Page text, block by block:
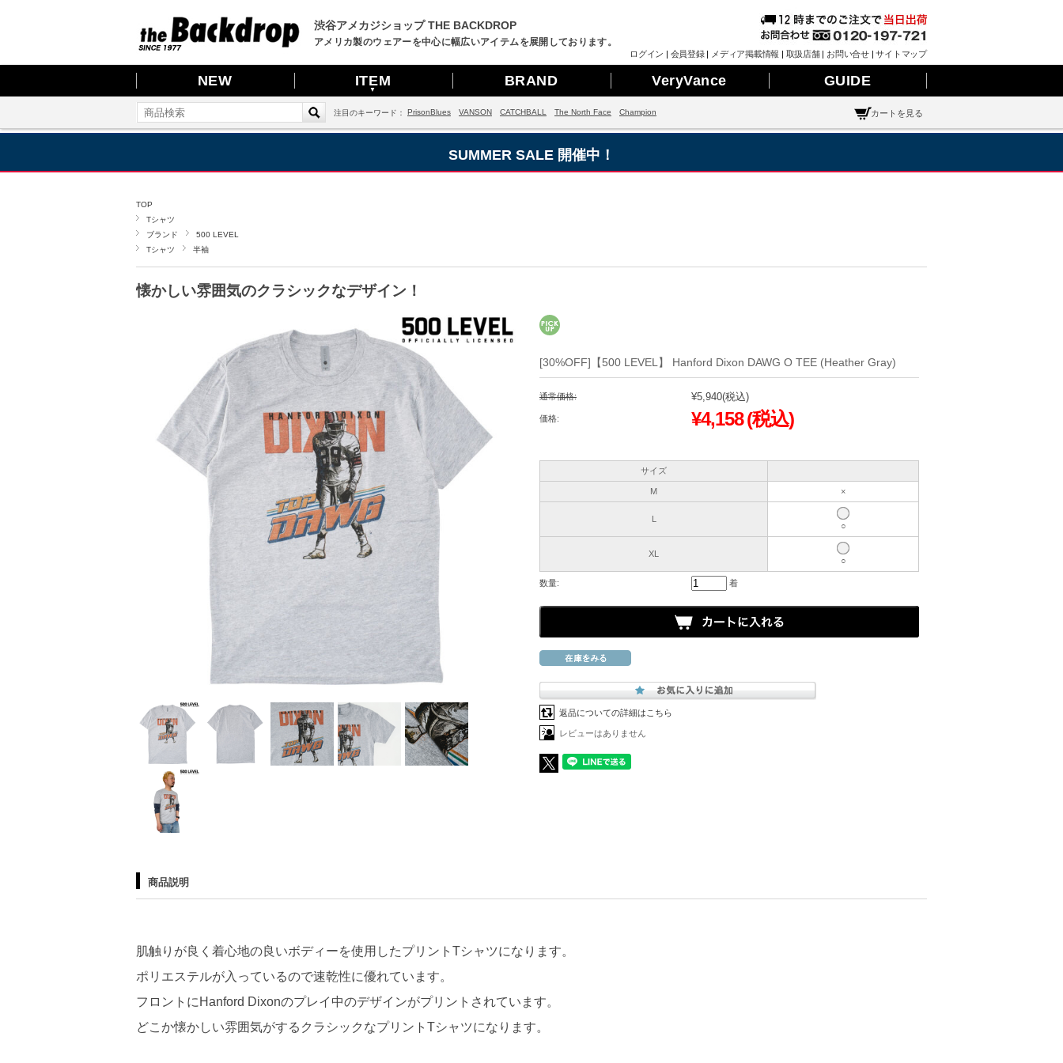
渋谷アメカジショップ THE BACKDROP
アメリカ製のウェアーを中心に幅広いアイテムを展開しております。
ログイン | 会員登録| メディア掲載情報 | 取扱店舗| お問い合せ|サイトマップ
NEW ITEM
▼
BRAND VeryVance GUIDE
注目のキーワード： PrisonBlues VANSON CATCHBALL The North Face Champion カートを見る
SUMMER SALE 開催中！
TOP
Tシャツ
ブランド
500 LEVEL
Tシャツ
半袖
懐かしい雰囲気のクラシックなデザイン！
[30%OFF]【500 LEVEL】 Hanford Dixon DAWG O TEE (Heather Gray)
通常価格: ¥5,940(税込)
価格: ¥4,158(税込)
サイズ
M ×
L
○
XL
○
数量: 着
返品についての詳細はこちら
レビューはありません
商品説明
肌触りが良く着心地の良いボディーを使用したプリントTシャツになります。
ポリエステルが入っているので速乾性に優れています。
フロントにHanford Dixonのプレイ中のデザインがプリントされています。
どこか懐かしい雰囲気がするクラシックなプリントTシャツになります。